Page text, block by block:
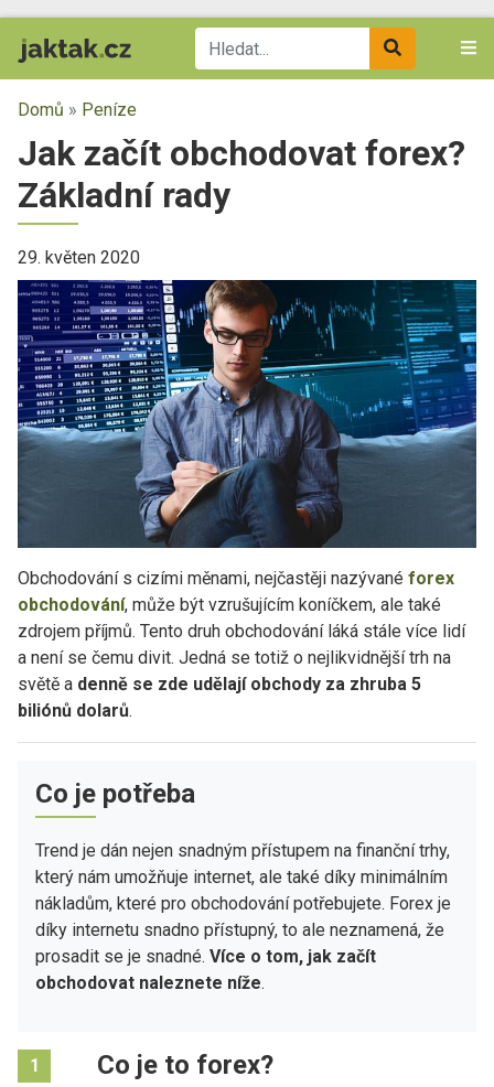
Domů » Peníze
Jak začít obchodovat forex?
Základní rady
29. květen 2020
Obchodování s cizími měnami, nejčastěji nazývané forex
obchodování, může být vzrušujícím koníčkem, ale také
zdrojem příjmů. Tento druh obchodování láká stále více lidí
a není se čemu divit. Jedná se totiž o nejlikvidnější trh na
světě a denně se zde udělají obchody za zhruba 5
biliónů dolarů.
Co je potřeba
Trend je dán nejen snadným přístupem na finanční trhy,
který nám umožňuje internet, ale také díky minimálním
nákladům, které pro obchodování potřebujete. Forex je
díky internetu snadno přístupný, to ale neznamená, že
prosadit se je snadné. Více o tom, jak začít
obchodovat naleznete níže.
1 Co je to forex?